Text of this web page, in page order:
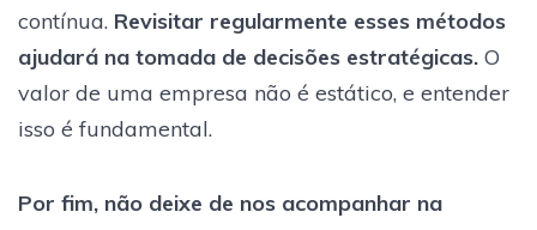
contínua. Revisitar regularmente esses métodos
ajudará na tomada de decisões estratégicas. O
valor de uma empresa não é estático, e entender
isso é fundamental.
Por fim, não deixe de nos acompanhar na